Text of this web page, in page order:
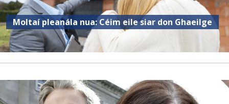
Moltaí pleanála nua: Céim eile siar don Ghaeilge